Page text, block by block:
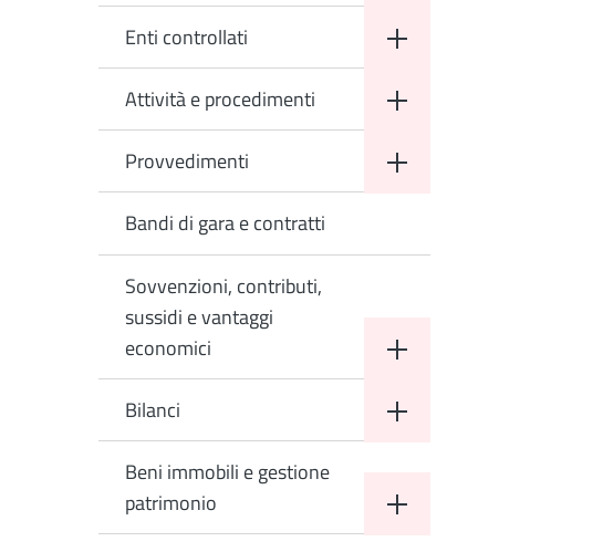
Enti controllati
Attività e procedimenti
Provvedimenti
Bandi di gara e contratti
Sovvenzioni, contributi,
sussidi e vantaggi
economici
Bilanci
Beni immobili e gestione
patrimonio